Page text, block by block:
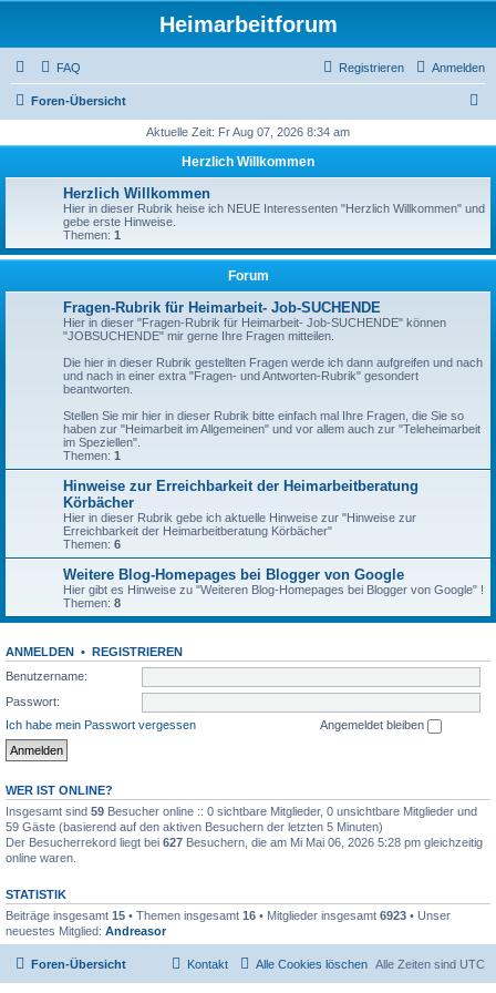
Heimarbeitforum
FAQ Anmelden
Registrieren
Foren-Übersicht
h
e
Aktuelle Zeit: Fr Aug 07, 2026 8:34 am
Herzlich Willkommen
Herzlich Willkommen
Hier in dieser Rubrik heise ich NEUE Interessenten "Herzlich Willkommen" und
gebe erste Hinweise.
Themen: 1
Forum
Fragen-Rubrik für Heimarbeit- Job-SUCHENDE
Hier in dieser "Fragen-Rubrik für Heimarbeit- Job-SUCHENDE" können
"JOBSUCHENDE" mir gerne Ihre Fragen mitteilen.
Die hier in dieser Rubrik gestellten Fragen werde ich dann aufgreifen und nach
und nach in einer extra "Fragen- und Antworten-Rubrik" gesondert
beantworten.
Stellen Sie mir hier in dieser Rubrik bitte einfach mal Ihre Fragen, die Sie so
haben zur "Heimarbeit im Allgemeinen" und vor allem auch zur "Teleheimarbeit
im Speziellen".
Themen: 1
Hinweise zur Erreichbarkeit der Heimarbeitberatung
Körbächer
Hier in dieser Rubrik gebe ich aktuelle Hinweise zur "Hinweise zur
Erreichbarkeit der Heimarbeitberatung Körbächer"
Themen: 6
Weitere Blog-Homepages bei Blogger von Google
Hier gibt es Hinweise zu "Weiteren Blog-Homepages bei Blogger von Google" !
Themen: 8
ANMELDEN • REGISTRIEREN
Benutzername:
Passwort:
Ich habe mein Passwort vergessen
Angemeldet bleiben
WER IST ONLINE?
Insgesamt sind 59 Besucher online :: 0 sichtbare Mitglieder, 0 unsichtbare Mitglieder und
59 Gäste (basierend auf den aktiven Besuchern der letzten 5 Minuten)
Der Besucherrekord liegt bei 627 Besuchern, die am Mi Mai 06, 2026 5:28 pm gleichzeitig
online waren.
STATISTIK
Beiträge insgesamt 15 • Themen insgesamt 16 • Mitglieder insgesamt 6923 • Unser
neuestes Mitglied: Andreasor
Foren-Übersicht Alle Zeiten sind UTC
Alle Cookies löschen
Kontakt